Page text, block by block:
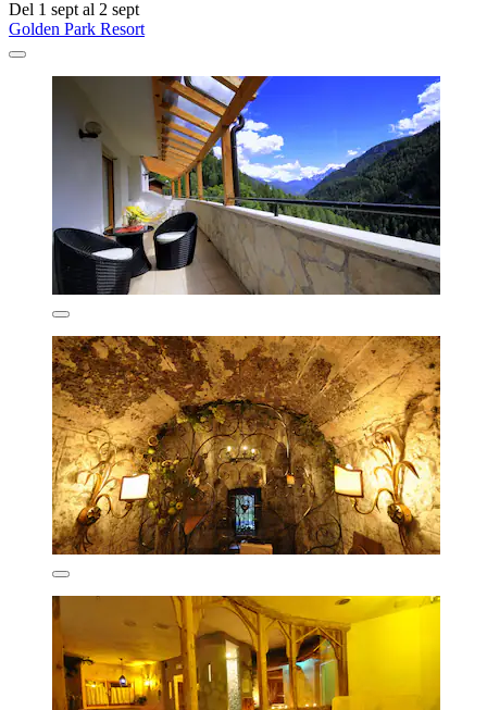
Del 1 sept al 2 sept
Golden Park Resort